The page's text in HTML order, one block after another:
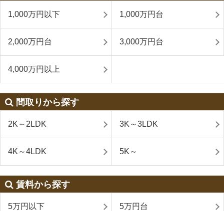
1,000万円以下 1,000万円台
2,000万円台 3,000万円台
4,000万円以上
間取りから探す
2K～2LDK 3K～3LDK
4K～4LDK 5K～
賃料から探す
5万円以下 5万円台